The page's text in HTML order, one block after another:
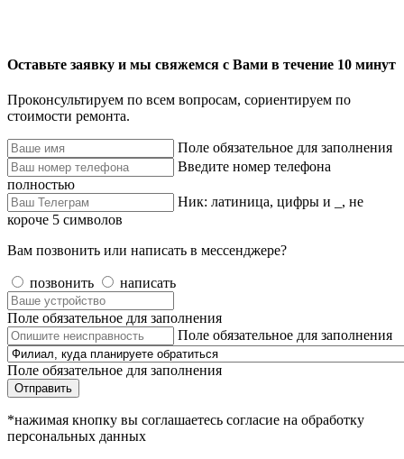
Оставьте заявку и мы свяжемся с Вами в течение 10 минут
Проконсультируем по всем вопросам, сориентируем по
стоимости ремонта.
Поле обязательное для заполнения
Введите номер телефона
полностью
Ник: латиница, цифры и _, не
короче 5 символов
Вам позвонить или написать в мессенджере?
позвонить написать
Поле обязательное для заполнения
Поле обязательное для заполнения
Поле обязательное для заполнения
Отправить
*нажимая кнопку вы соглашаетесь согласие на обработку
персональных данных